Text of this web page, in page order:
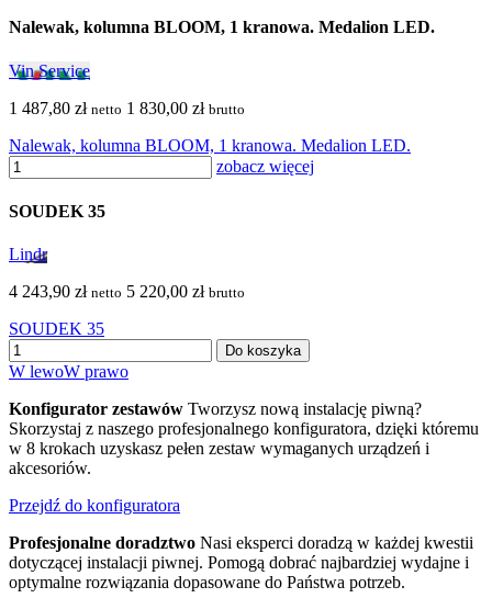
Nalewak, kolumna BLOOM, 1 kranowa. Medalion LED.
Vin Service
1 487,80 zł netto 1 830,00 zł brutto
Nalewak, kolumna BLOOM, 1 kranowa. Medalion LED.
zobacz więcej
SOUDEK 35
Lindr
4 243,90 zł netto 5 220,00 zł brutto
SOUDEK 35
Do koszyka
W lewoW prawo
Konfigurator zestawów Tworzysz nową instalację piwną?
Skorzystaj z naszego profesjonalnego konfiguratora, dzięki któremu
w 8 krokach uzyskasz pełen zestaw wymaganych urządzeń i
akcesoriów.
Przejdź do konfiguratora
Profesjonalne doradztwo Nasi eksperci doradzą w każdej kwestii
dotyczącej instalacji piwnej. Pomogą dobrać najbardziej wydajne i
optymalne rozwiązania dopasowane do Państwa potrzeb.